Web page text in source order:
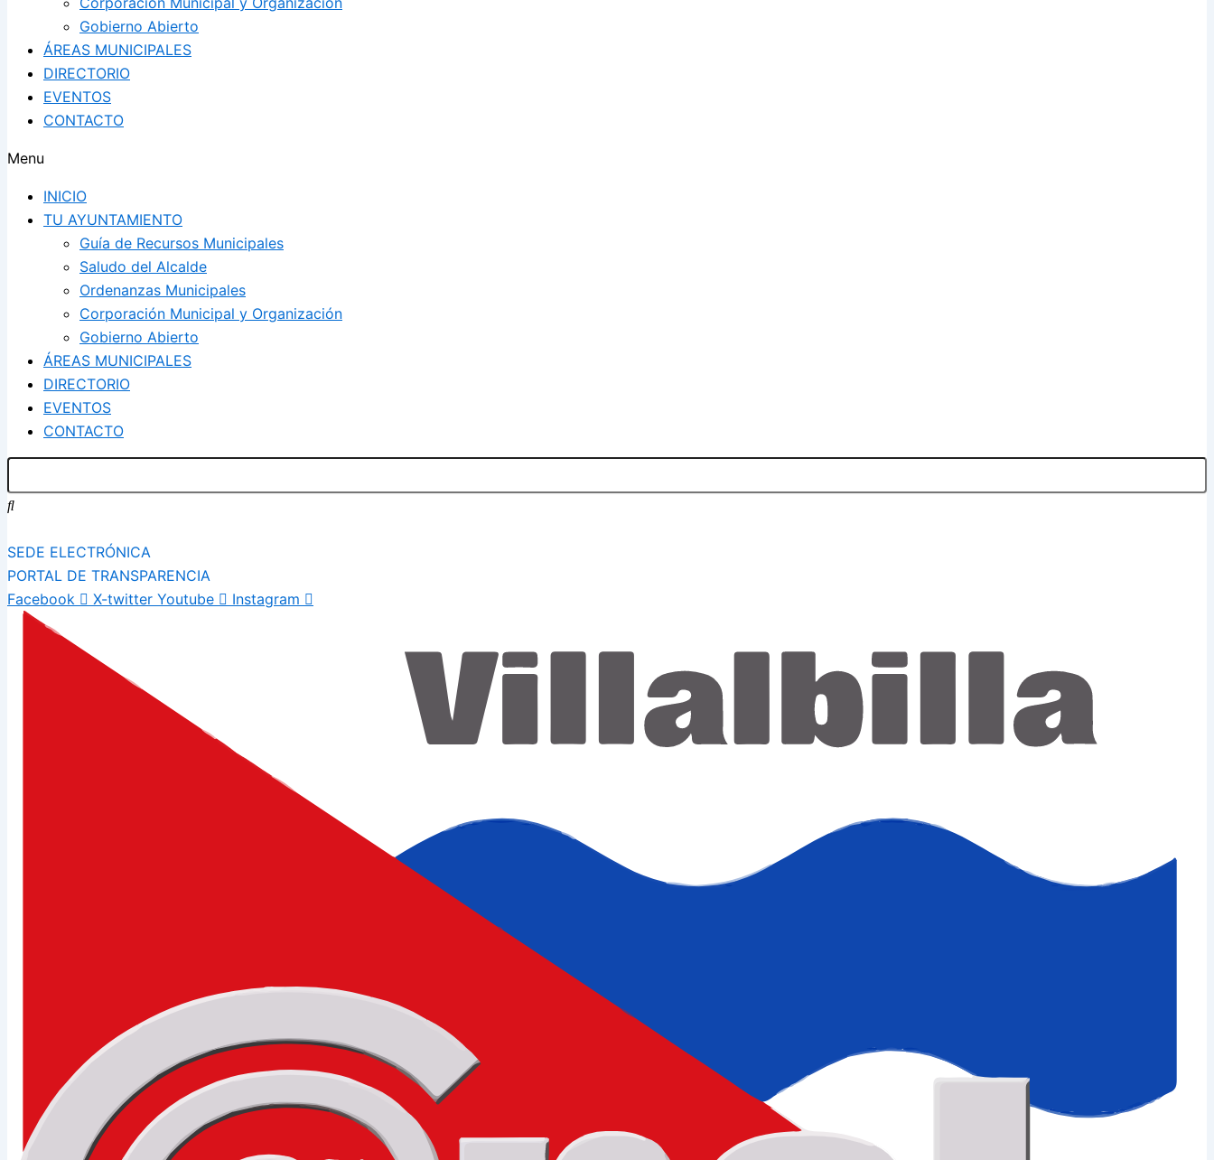
Gobierno Abierto
ÁREAS MUNICIPALES
DIRECTORIO
EVENTOS
CONTACTO
Menu
INICIO
TU AYUNTAMIENTO
Guía de Recursos Municipales
Saludo del Alcalde
Ordenanzas Municipales
Corporación Municipal y Organización
Gobierno Abierto
ÁREAS MUNICIPALES
DIRECTORIO
EVENTOS
CONTACTO
SEDE ELECTRÓNICA
PORTAL DE TRANSPARENCIA
Facebook
X-twitter Youtube Instagram